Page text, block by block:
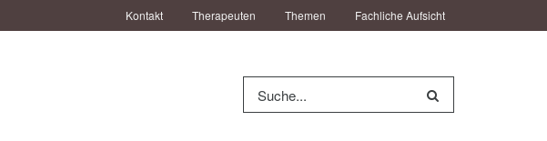
Kontakt Therapeuten Themen Fachliche Aufsicht